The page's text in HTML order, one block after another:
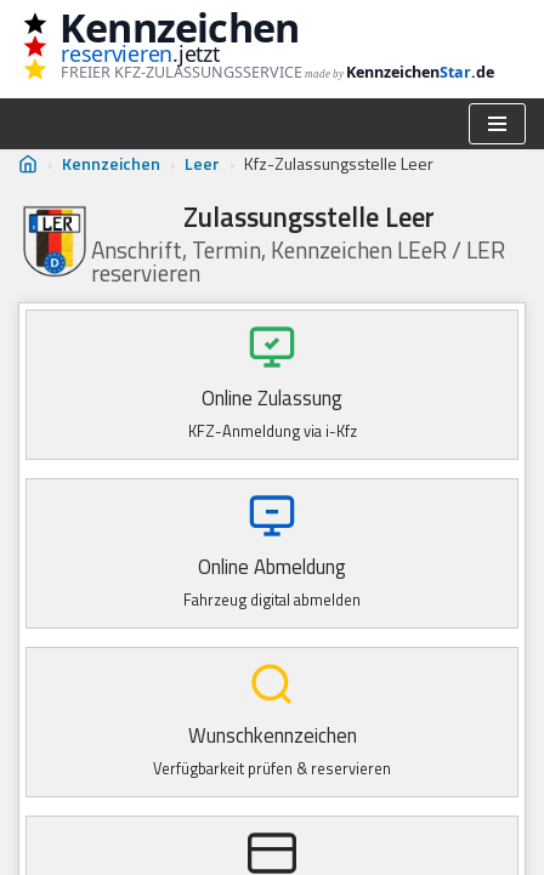
Zum
Inhalt
Kennzeichen
reservieren.jetzt
FREIER KFZ-ZULASSUNGSSERVICE made by KennzeichenStar.de
› Kennzeichen › Leer › Kfz-Zulassungsstelle Leer
Zulassungsstelle Leer
Anschrift, Termin, Kennzeichen LEeR / LER
reservieren
Online Zulassung
KFZ-Anmeldung via i-Kfz
Online Abmeldung
Fahrzeug digital abmelden
Wunschkennzeichen
Verfügbarkeit prüfen & reservieren